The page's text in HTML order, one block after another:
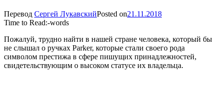
Перевод Сергей ЛукавскийPosted on21.11.2018
Time to Read:-words
Пожалуй, трудно найти в нашей стране человека, который бы
не слышал о ручках Parker, которые стали своего рода
символом престижа в сфере пишущих принадлежностей,
свидетельствующим о высоком статусе их владельца.